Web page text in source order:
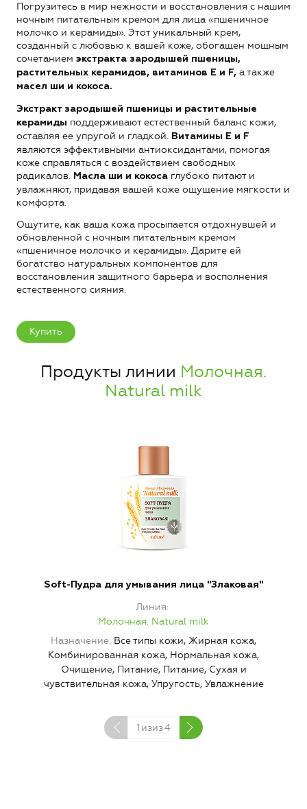
Погрузитесь в мир нежности и восстановления с нашим
ночным питательным кремом для лица «пшеничное
молочко и керамиды». Этот уникальный крем,
созданный с любовью к вашей коже, обогащен мощным
сочетанием экстракта зародышей пшеницы,
растительных керамидов, витаминов Е и F, а также
масел ши и кокоса.
Экстракт зародышей пшеницы и растительные
керамиды поддерживают естественный баланс кожи,
оставляя ее упругой и гладкой. Витамины Е и F
являются эффективными антиоксидантами, помогая
коже справляться с воздействием свободных
радикалов. Масла ши и кокоса глубоко питают и
увлажняют, придавая вашей коже ощущение мягкости и
комфорта.
Ощутите, как ваша кожа просыпается отдохнувшей и
обновленной с ночным питательным кремом
«пшеничное молочко и керамиды». Дарите ей
богатство натуральных компонентов для
восстановления защитного барьера и восполнения
естественного сияния.
Купить
Продукты линии Молочная.
Natural milk
Soft-Пудра для умывания лица "Злаковая"
Линия
Молочная. Natural milk
Назначение Все типы кожи, Жирная кожа,
Комбинированная кожа, Нормальная кожа,
Очищение, Питание, Питание, Сухая и
чувствительная кожа, Упругость, Увлажнение
1 изиз4